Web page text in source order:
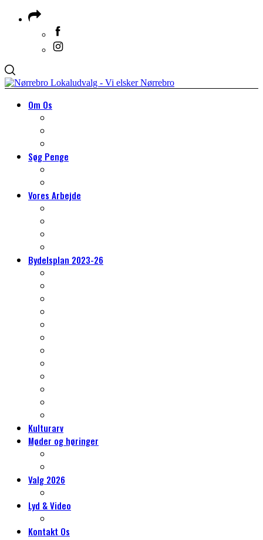
Om Os
Søg Penge
Vores Arbejde
Bydelsplan 2023-26
Kulturarv
Møder og høringer
Valg 2026
Lyd & Video
Kontakt Os